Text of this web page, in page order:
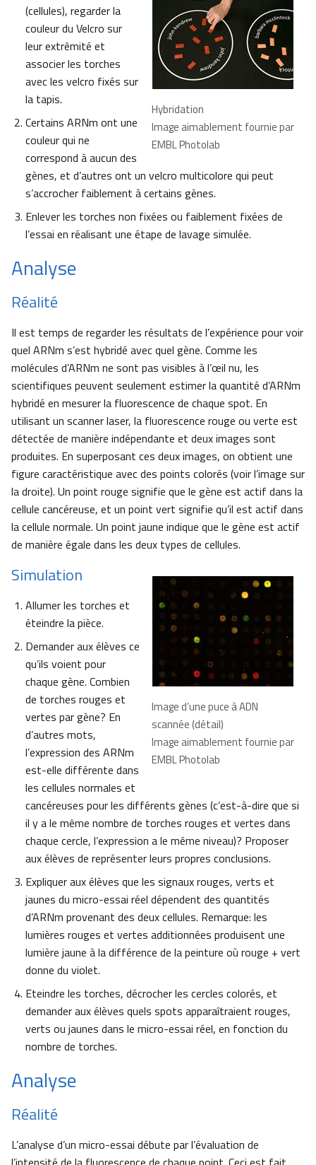
Hybridation
Image aimablement fournie par
EMBL Photolab
(cellules), regarder la
couleur du Velcro sur
leur extrêmité et
associer les torches
avec les velcro fixés sur
la tapis.
Certains ARNm ont une
couleur qui ne
correspond à aucun des
gènes, et d’autres ont un velcro multicolore qui peut
s’accrocher faiblement à certains gènes.
Enlever les torches non fixées ou faiblement fixées de
l’essai en réalisant une étape de lavage simulée.
Analyse
Réalité
Il est temps de regarder les résultats de l’expérience pour voir
quel ARNm s’est hybridé avec quel gène. Comme les
molécules d’ARNm ne sont pas visibles à l’œil nu, les
scientifiques peuvent seulement estimer la quantité d’ARNm
hybridé en mesurer la fluorescence de chaque spot. En
utilisant un scanner laser, la fluorescence rouge ou verte est
détectée de manière indépendante et deux images sont
produites. En superposant ces deux images, on obtient une
figure caractéristique avec des points colorés (voir l’image sur
la droite). Un point rouge signifie que le gène est actif dans la
cellule cancéreuse, et un point vert signifie qu’il est actif dans
la cellule normale. Un point jaune indique que le gène est actif
de manière égale dans les deux types de cellules.
Image d’une puce à ADN
scannée (détail)
Image aimablement fournie par
EMBL Photolab
Simulation
Allumer les torches et
éteindre la pièce.
Demander aux élèves ce
qu’ils voient pour
chaque gène. Combien
de torches rouges et
vertes par gène? En
d’autres mots,
l’expression des ARNm
est-elle différente dans
les cellules normales et
cancéreuses pour les différents gènes (c’est-à-dire que si
il y a le même nombre de torches rouges et vertes dans
chaque cercle, l’expression a le même niveau)? Proposer
aux élèves de représenter leurs propres conclusions.
Expliquer aux élèves que les signaux rouges, verts et
jaunes du micro-essai réel dépendent des quantités
d’ARNm provenant des deux cellules. Remarque: les
lumières rouges et vertes additionnées produisent une
lumière jaune à la différence de la peinture où rouge + vert
donne du violet.
Eteindre les torches, décrocher les cercles colorés, et
demander aux élèves quels spots apparaîtraient rouges,
verts ou jaunes dans le micro-essai réel, en fonction du
nombre de torches.
Analyse
Réalité
L’analyse d’un micro-essai débute par l’évaluation de